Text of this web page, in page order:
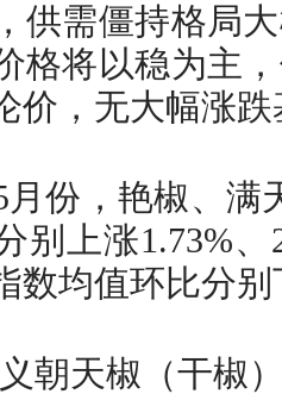
供需僵持格局
格将以稳为主
价，无大幅涨
份，艳椒、满
别上涨1.73%、
数均值环比分别
朝天椒（干椒